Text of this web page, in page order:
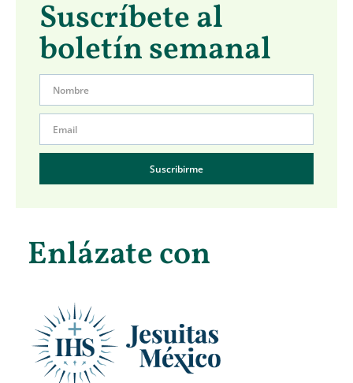
Suscríbete al
boletín semanal
Suscribirme
Enlázate con